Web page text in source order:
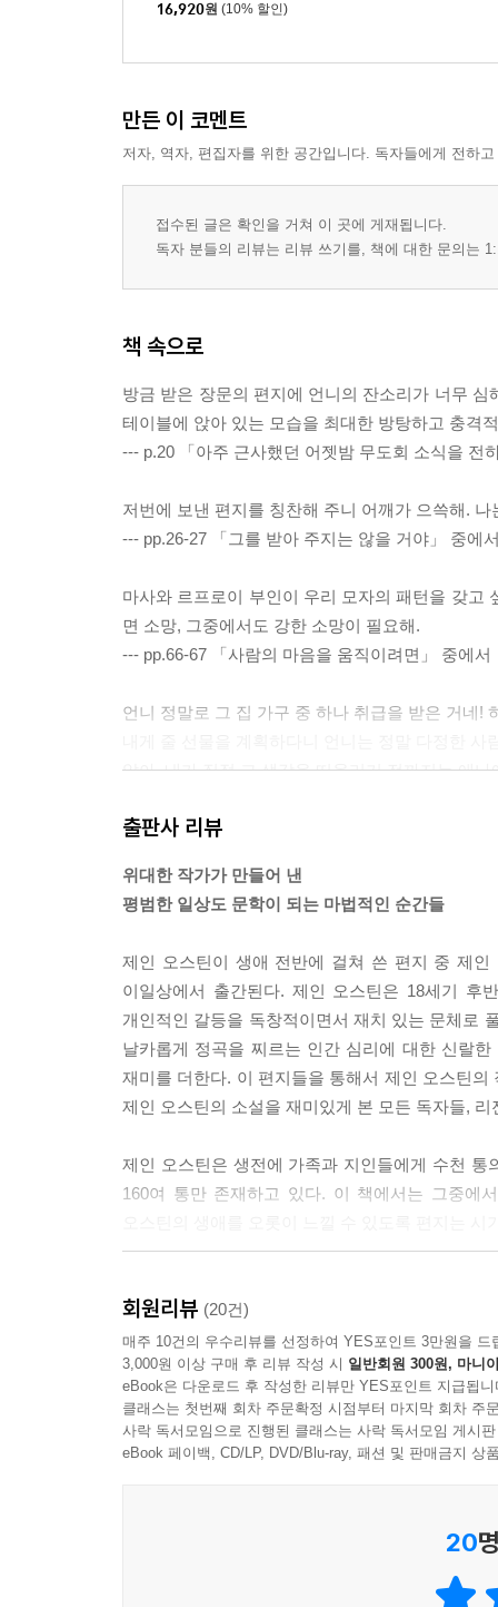
16,920원 (10% 할인)
만든 이 코멘트
저자, 역자, 편집자를 위한 공간입니다. 독자들에게 전하
접수된 글은 확인을 거쳐 이 곳에 게재됩니다.
독자 분들의 리뷰는 리뷰 쓰기를, 책에 대한 문의는
책 속으로
방금 받은 장문의 편지에 언니의 잔소리가 너무
테이블에 앉아 있는 모습을 최대한 방탕하고 충격
--- p.20 「아주 근사했던 어젯밤 무도회 소식을 전
저번에 보낸 편지를 칭찬해 주니 어깨가 으쓱해.
--- pp.26-27 「그를 받아 주지는 않을 거야」 중에
마사와 르프로이 부인이 우리 모자의 패턴을 갖고
면 소망, 그중에서도 강한 소망이 필요해.
--- pp.66-67 「사람의 마음을 움직이려면」 중에서
언니 정말로 그 집 가구 중 하나 취급을 받은 거네
않아. 내가 직접 그 생각을 떠올리기 전까지는 애
지 이해가 안 돼. 왜 그런 멍청한 남자와 네 번이
--- pp.86-87 「왜 그런 남자와 네 번이나 춤을 춘
확실히 디데스 씨는 작가의 자질이 있어. 자신의
와 비견된다거나 그의 편지가 언니 편지만큼 고
수밖에 없겠어.
--- p.133 「최대한 많은 무도회에 참석할 거야」 중
무도회는 생각보다 재미있었어. 마사가 몹시 즐거
트너 없이 외롭게 서 있는 젊은 여성이 수십 명이
그곳이 우리가 15년 전 춤을 췄던 바로 그 공간이
사이가 됐거든. 검은 눈동자에 끌려 무도회에서
영어를 잘 모르는 것 같아. 검은 눈동자가 제일 매
--- pp.136-137 「최대한 많은 무도회에 참석할 거
패짓 씨는 어쩐지 행동이 불안정해 보여. 핸트 박
를 좋아하는 집인가 봐.
갈피를 잡지 못하는 이야기는 자연스러움과 생
출판사 리뷰
위대한 작가가 만들어 낸
평범한 일상도 문학이 되는 마법적인 순간들
제인 오스틴이 생애 전반에 걸쳐 쓴 편지 중 제
이일상에서 출간된다. 제인 오스틴은 18세기 후
개인적인 갈등을 독창적이면서 재치 있는 문체로
날카롭게 정곡을 찌르는 인간 심리에 대한 신랄
재미를 더한다. 이 편지들을 통해서 제인 오스틴의
제인 오스틴의 소설을 재미있게 본 모든 독자들,
제인 오스틴은 생전에 가족과 지인들에게 수천
160여 통만 존재하고 있다. 이 책에서는 그중에
시작한다. 이 편지는 현존하는 제인 오스틴의
사랑으로 알려진 톰 르프로이와의 일화를 언니에
편지들이다. 바스는 『노생거 사원』과 『설득
풍경들을 따라가다 보면 제인의 실제 생활과 더
3부에서 볼 수 있다. 작품에 대한 작가의 생각, 출
주요 수신인은 제인의 소울메이트이자 언니인 커
이 편지들을 더 몰입하여 읽을 수 있도록 역자
회원리뷰 (20건)
매주 10건의 우수리뷰를 선정하여 YES포인트 3만원을 드
3,000원 이상 구매 후 리뷰 작성 시 일반회원 300원, 마니
eBook은 다운로드 후 작성한 리뷰만 YES포인트 지급됩니
클래스는 첫번째 회차 주문확정 시점부터 마지막 회차 주
사락 독서모임으로 진행된 클래스는 사락 독서모임 게시
eBook 페이백, CD/LP, DVD/Blu-ray, 패션 및 판매금지 상
20